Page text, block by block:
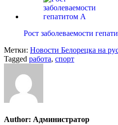
Рост заболеваемости
Метки: Новости Белорецка на
Tagged работа, спорт
Author: Администратор